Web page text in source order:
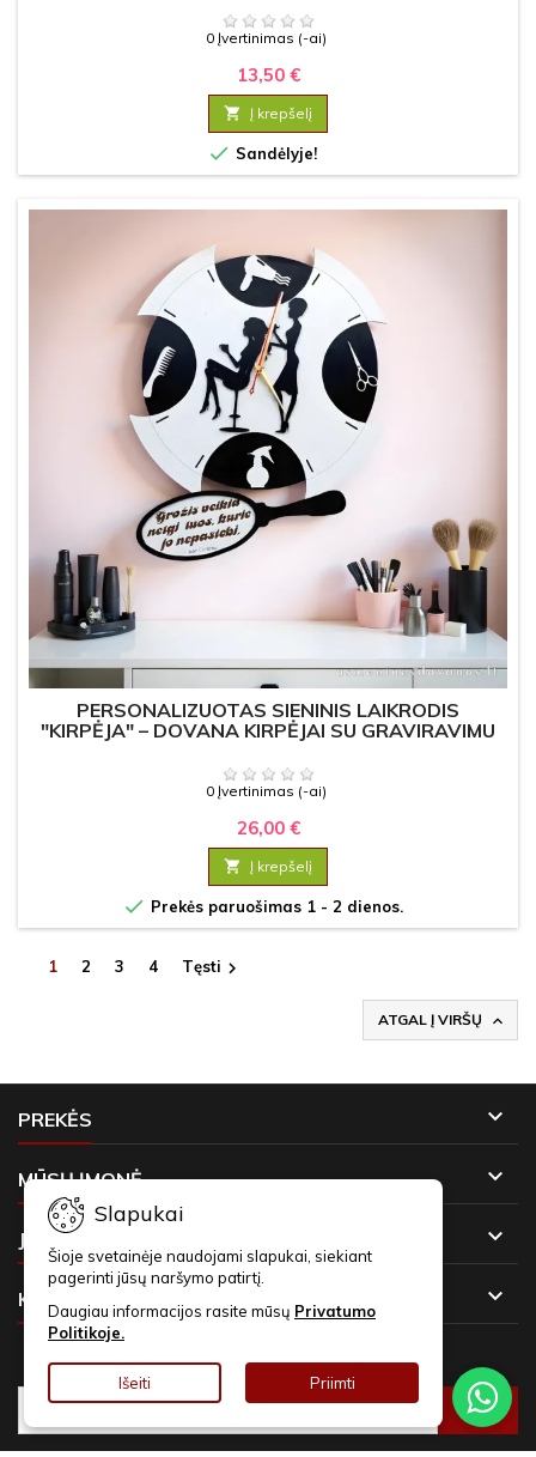
0 Įvertinimas (-ai)
13,50 €
 Į krepšelį
 Sandėlyje!
PERSONALIZUOTAS SIENINIS LAIKRODIS
"KIRPĖJA" – DOVANA KIRPĖJAI SU GRAVIRAVIMU
0 Įvertinimas (-ai)
26,00 €
 Į krepšelį
 Prekės paruošimas 1 - 2 dienos.
1 2 3 4 Tęsti 
ATGAL Į VIRŠŲ 
PREKĖS 
MŪSŲ ĮMONĖ 
JŪSŲ PASKYRA 
KONTAKTAI 
Slapukai
Šioje svetainėje naudojami slapukai, siekiant
pagerinti jūsų naršymo patirtį.
Daugiau informacijos rasite mūsų Privatumo
Politikoje.
Išeiti Priimti
NAUJIENLAIŠKIAI